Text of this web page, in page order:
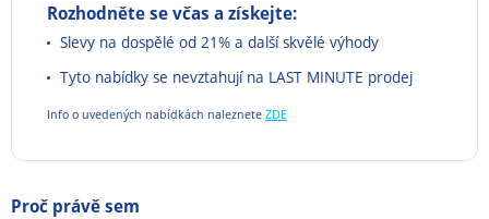
Rozhodněte se včas a získejte:
Slevy na dospělé od 21% a další skvělé výhody
Tyto nabídky se nevztahují na LAST MINUTE prodej
Info o uvedených nabídkách naleznete ZDE
Proč právě sem